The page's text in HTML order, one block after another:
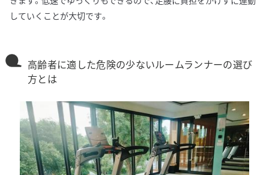
していくことが大切です。
高齢者に適した危険の少ないルームランナーの選び
方とは